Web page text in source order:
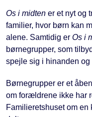
Os i midten er et nyt og
familier, hvor børn kan
alene. Samtidig er Os i
børnegrupper, som
spejle sig i hinanden og
Børnegrupper er et
om forældrene ikke har
Familieretshuset om en